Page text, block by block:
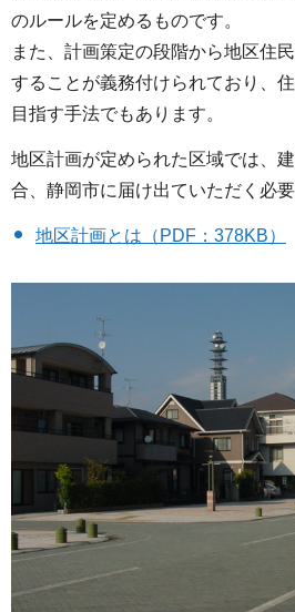
のルールを定めるものです。
また、計画策定の段階から地区住
することが義務付けられており、
目指す手法でもあります。
地区計画が定められた区域では、
合、静岡市に届け出ていただく必要
地区計画とは（PDF：378KB）